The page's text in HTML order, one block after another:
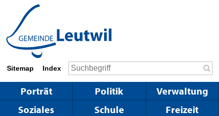
Navigieren in Leutwil
Schnellnavigation
Sitemap Index Suchbegriff
Hauptnavigation
Porträt Politik
Verwaltung
Soziales
Schule
Freizeit